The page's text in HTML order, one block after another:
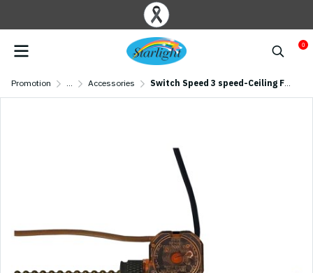
0
Promotion ... Accessories Switch Speed 3 speed-Ceiling Fan STARLIGHT